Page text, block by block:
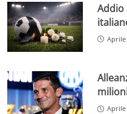
Addio
Aprile
Aprile